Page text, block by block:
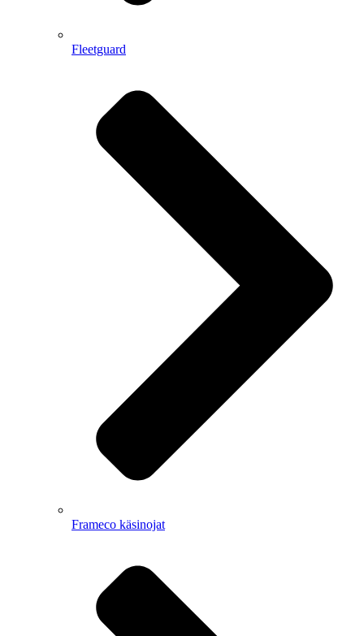
Fleetguard
Frameco käsinojat